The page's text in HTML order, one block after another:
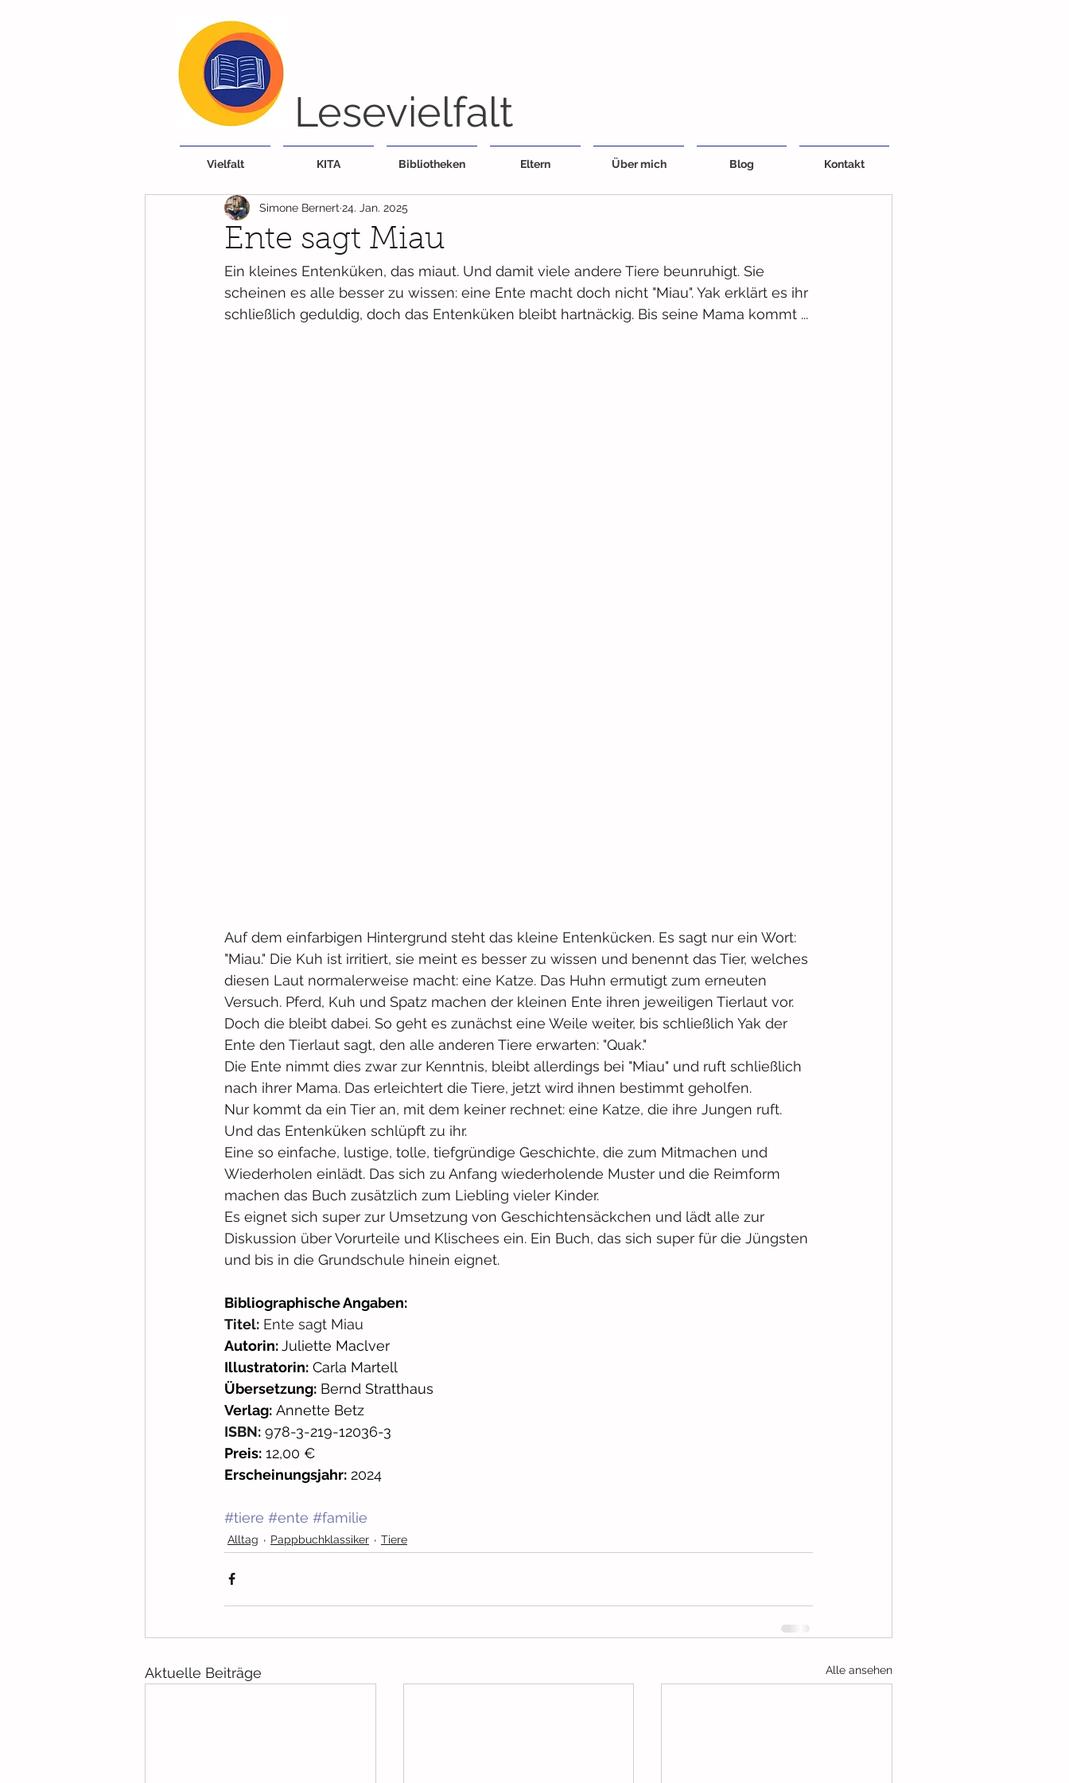
Lesevielfalt
Vielfalt KITA Bibliotheken Eltern Über mich Blog Kontakt
Ente sagt Miau
Simone Bernert 24. Jan. 2025
Ein kleines Entenküken, das miaut. Und damit viele andere Tiere beunruhigt. Sie
scheinen es alle besser zu wissen: eine Ente macht doch nicht "Miau". Yak erklärt es ihr
schließlich geduldig, doch das Entenküken bleibt hartnäckig. Bis seine Mama kommt ...
Auf dem einfarbigen Hintergrund steht das kleine Entenkücken. Es sagt nur ein Wort:
"Miau." Die Kuh ist irritiert, sie meint es besser zu wissen und benennt das Tier, welches
diesen Laut normalerweise macht: eine Katze. Das Huhn ermutigt zum erneuten
Versuch. Pferd, Kuh und Spatz machen der kleinen Ente ihren jeweiligen Tierlaut vor.
Doch die bleibt dabei. So geht es zunächst eine Weile weiter, bis schließlich Yak der
Ente den Tierlaut sagt, den alle anderen Tiere erwarten: "Quak."
Die Ente nimmt dies zwar zur Kenntnis, bleibt allerdings bei "Miau" und ruft schließlich
nach ihrer Mama. Das erleichtert die Tiere, jetzt wird ihnen bestimmt geholfen.
Nur kommt da ein Tier an, mit dem keiner rechnet: eine Katze, die ihre Jungen ruft.
Und das Entenküken schlüpft zu ihr.
Eine so einfache, lustige, tolle, tiefgründige Geschichte, die zum Mitmachen und
Wiederholen einlädt. Das sich zu Anfang wiederholende Muster und die Reimform
machen das Buch zusätzlich zum Liebling vieler Kinder.
Es eignet sich super zur Umsetzung von Geschichtensäckchen und lädt alle zur
Diskussion über Vorurteile und Klischees ein. Ein Buch, das sich super für die Jüngsten
und bis in die Grundschule hinein eignet.
Bibliographische Angaben:
Titel: Ente sagt Miau
Autorin: Juliette Maclver
Illustratorin: Carla Martell
Übersetzung: Bernd Stratthaus
Verlag: Annette Betz
ISBN: 978-3-219-12036-3
Preis: 12,00 €
Erscheinungsjahr: 2024
#tiere #ente #familie
Alltag Pappbuchklassiker Tiere
Aktuelle Beiträge Alle ansehen